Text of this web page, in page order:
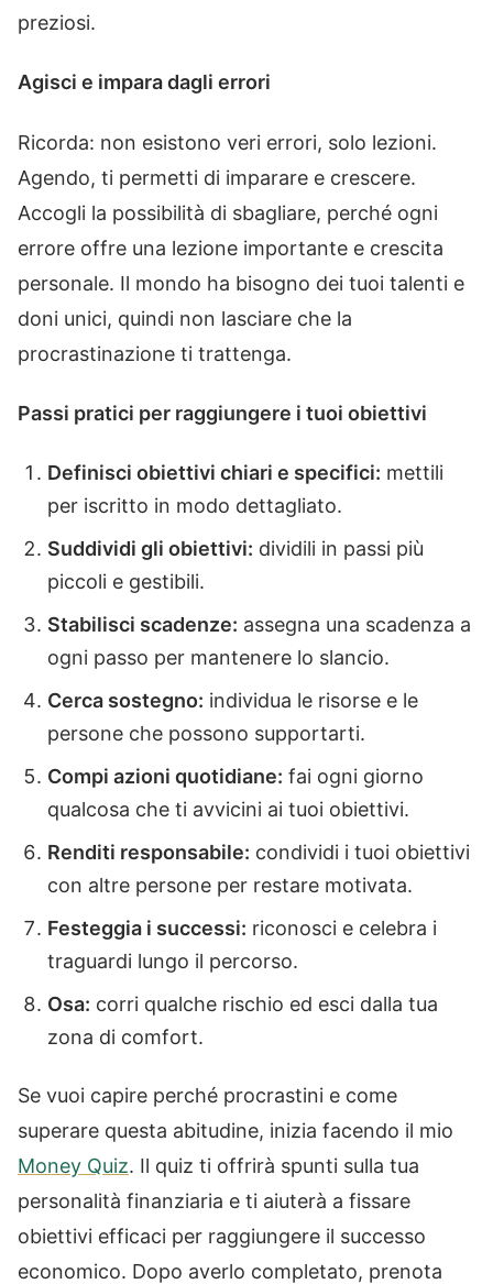
preziosi.
Agisci e impara dagli errori
Ricorda: non esistono veri errori, solo lezioni.
Agendo, ti permetti di imparare e crescere.
Accogli la possibilità di sbagliare, perché ogni
errore offre una lezione importante e crescita
personale. Il mondo ha bisogno dei tuoi talenti e
doni unici, quindi non lasciare che la
procrastinazione ti trattenga.
Passi pratici per raggiungere i tuoi obiettivi
Definisci obiettivi chiari e specifici: mettili
per iscritto in modo dettagliato.
Suddividi gli obiettivi: dividili in passi più
piccoli e gestibili.
Stabilisci scadenze: assegna una scadenza a
ogni passo per mantenere lo slancio.
Cerca sostegno: individua le risorse e le
persone che possono supportarti.
Compi azioni quotidiane: fai ogni giorno
qualcosa che ti avvicini ai tuoi obiettivi.
Renditi responsabile: condividi i tuoi obiettivi
con altre persone per restare motivata.
Festeggia i successi: riconosci e celebra i
traguardi lungo il percorso.
Osa: corri qualche rischio ed esci dalla tua
zona di comfort.
Se vuoi capire perché procrastini e come
superare questa abitudine, inizia facendo il mio
Money Quiz. Il quiz ti offrirà spunti sulla tua
personalità finanziaria e ti aiuterà a fissare
obiettivi efficaci per raggiungere il successo
economico. Dopo averlo completato, prenota